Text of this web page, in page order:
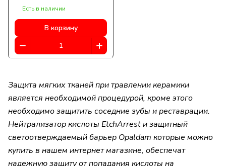
OpalDam Green Refill (1,2
Есть в наличии
В корзину
Защита мягких тканей при травлении керамики
является необходимой процедурой, кроме этого
необходимо защитить соседние зубы и реставрации.
Нейтрализатор кислоты EtchArrest и защитный
светоотверждаемый барьер Opaldam которые можно
купить в нашем интернет магазине, обеспечат
надежную защиту от попадания кислоты на